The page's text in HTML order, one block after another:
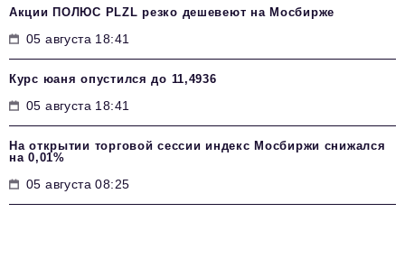
Акции ПОЛЮС PLZL резко дешевеют на Мосбирже
05 августа 18:41
Курс юаня опустился до 11,4936
05 августа 18:41
На открытии торговой сессии индекс Мосбиржи снижался
на 0,01%
05 августа 08:25